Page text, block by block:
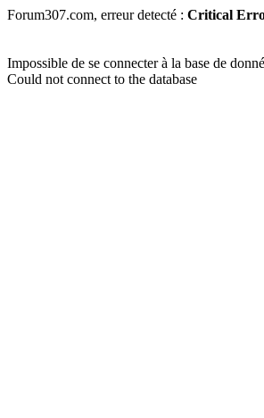
Forum307.com, erreur detecté : Critical
Impossible de se connecter à la base de
Could not connect to the database